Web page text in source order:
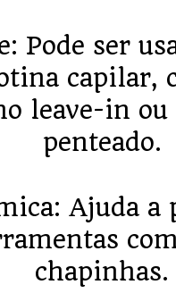
Pode ser
capilar,
leave-in
penteado.
Ajuda a
chapinhas.